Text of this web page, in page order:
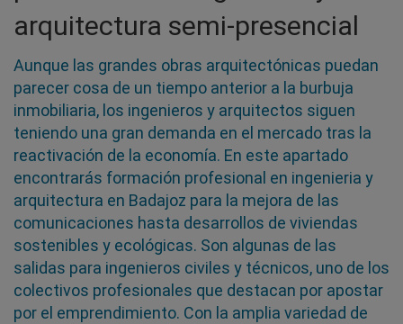
arquitectura semi-presencial
Aunque las grandes obras arquitectónicas puedan
parecer cosa de un tiempo anterior a la burbuja
inmobiliaria, los ingenieros y arquitectos siguen
teniendo una gran demanda en el mercado tras la
reactivación de la economía. En este apartado
encontrarás formación profesional en ingenieria y
arquitectura en Badajoz para la mejora de las
comunicaciones hasta desarrollos de viviendas
sostenibles y ecológicas. Son algunas de las
salidas para ingenieros civiles y técnicos, uno de los
colectivos profesionales que destacan por apostar
por el emprendimiento. Con la amplia variedad de